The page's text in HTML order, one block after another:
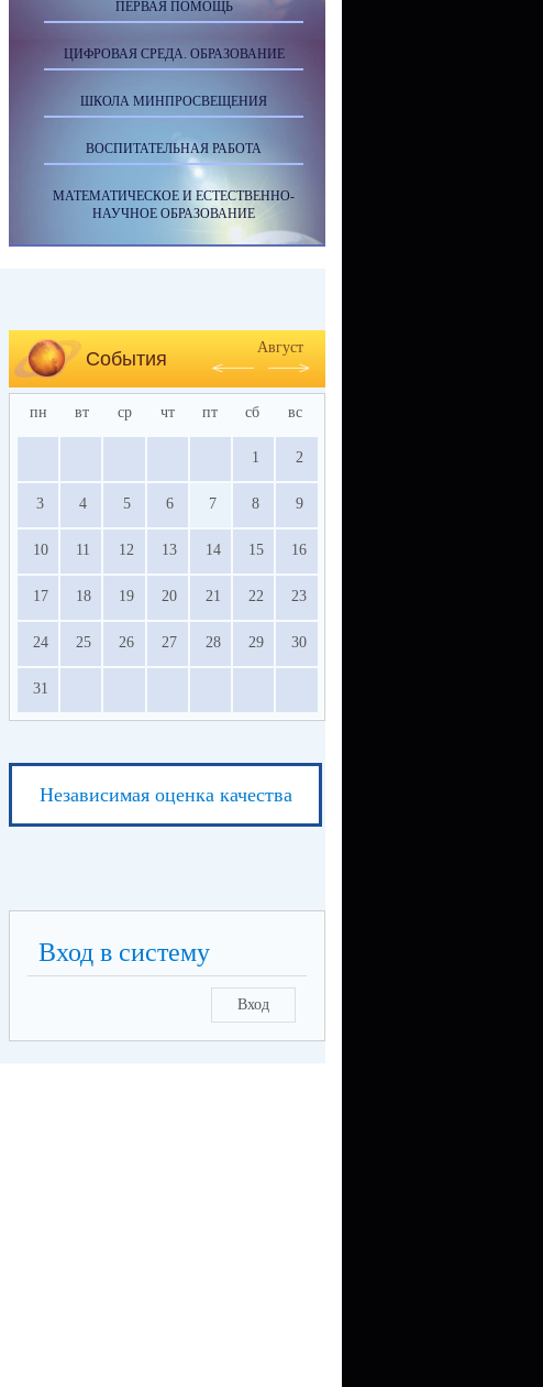
ПЕРВАЯ ПОМОЩЬ
ЦИФРОВАЯ СРЕДА. ОБРАЗОВАНИЕ
ШКОЛА МИНПРОСВЕЩЕНИЯ
ВОСПИТАТЕЛЬНАЯ РАБОТА
МАТЕМАТИЧЕСКОЕ И ЕСТЕСТВЕННО-
НАУЧНОЕ ОБРАЗОВАНИЕ
События
Август
пн вт ср чт пт сб вс
1 2
3 4 5 6 7 8 9
10 11 12 13 14 15 16
17 18 19 20 21 22 23
24 25 26 27 28 29 30
31
Независимая оценка качества
Вход в систему
Вход